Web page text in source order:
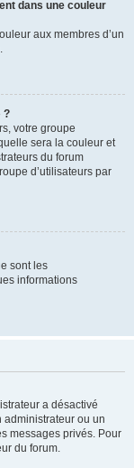
dans une couleur
aux membres d’un
?
votre groupe
sera la couleur et
du forum
d’utilisateurs par
sont les
informations
a désactivé
administrateur ou un
messages privés. Pour
du forum.